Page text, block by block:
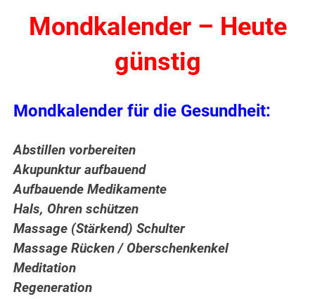
Mondkalender – Heute
günstig
Mondkalender für die Gesundheit:
Abstillen vorbereiten
Akupunktur aufbauend
Aufbauende Medikamente
Hals, Ohren schützen
Massage (Stärkend) Schulter
Massage Rücken / Oberschenkenkel
Meditation
Regeneration